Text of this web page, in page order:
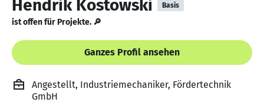
Hendrik Kostowski Basis
ist offen für Projekte. 🔎
Ganzes Profil ansehen
Angestellt, Industriemechaniker, Fördertechnik
GmbH